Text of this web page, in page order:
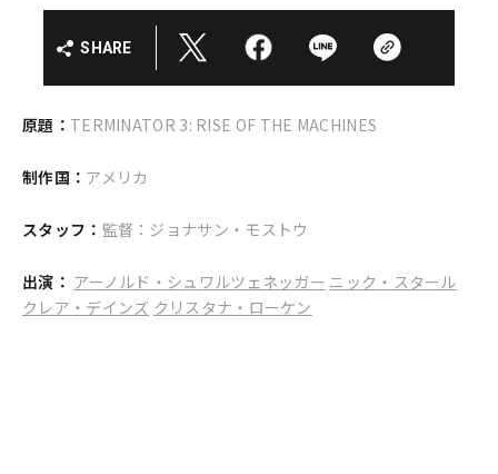
SHARE
原題： TERMINATOR 3: RISE OF THE MACHINES
制作国： アメリカ
スタッフ： 監督：ジョナサン・モストウ
出演： アーノルド・シュワルツェネッガー ニック・スタール
クレア・デインズ クリスタナ・ローケン